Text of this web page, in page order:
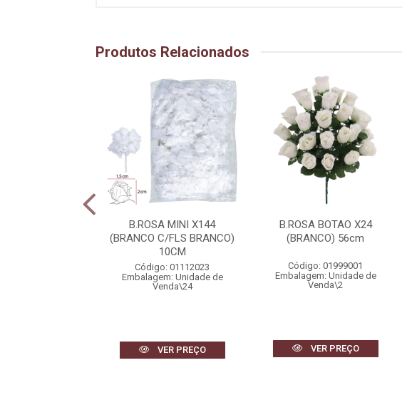
Produtos Relacionados
B.ROSA MINI X144
(BRANCO C/FLS BRANCO)
10CM
Código: 01112023
Embalagem: Unidade de
Venda\24
VER PREÇO
B.ROSA BOTAO X24
(BRANCO) 56cm
Código: 01999001
Embalagem: Unidade de
Venda\2
VER PREÇO